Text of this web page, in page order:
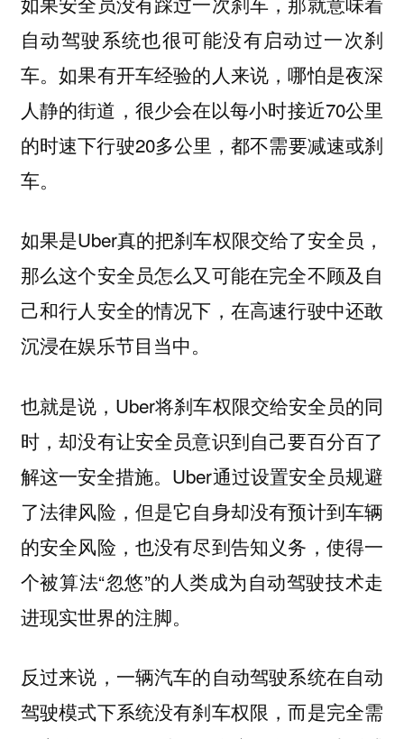
自动驾驶系统也很可能没有启动过一次刹
车。如果有开车经验的人来说，哪怕是夜深
人静的街道，很少会在以每小时接近70公里
的时速下行驶20多公里，都不需要减速或刹
车。
如果是Uber真的把刹车权限交给了安全员，
那么这个安全员怎么又可能在完全不顾及自
己和行人安全的情况下，在高速行驶中还敢
沉浸在娱乐节目当中。
也就是说，Uber将刹车权限交给安全员的同
时，却没有让安全员意识到自己要百分百了
解这一安全措施。Uber通过设置安全员规避
了法律风险，但是它自身却没有预计到车辆
的安全风险，也没有尽到告知义务，使得一
个被算法“忽悠”的人类成为自动驾驶技术走
进现实世界的注脚。
反过来说，一辆汽车的自动驾驶系统在自动
驾驶模式下系统没有刹车权限，而是完全需